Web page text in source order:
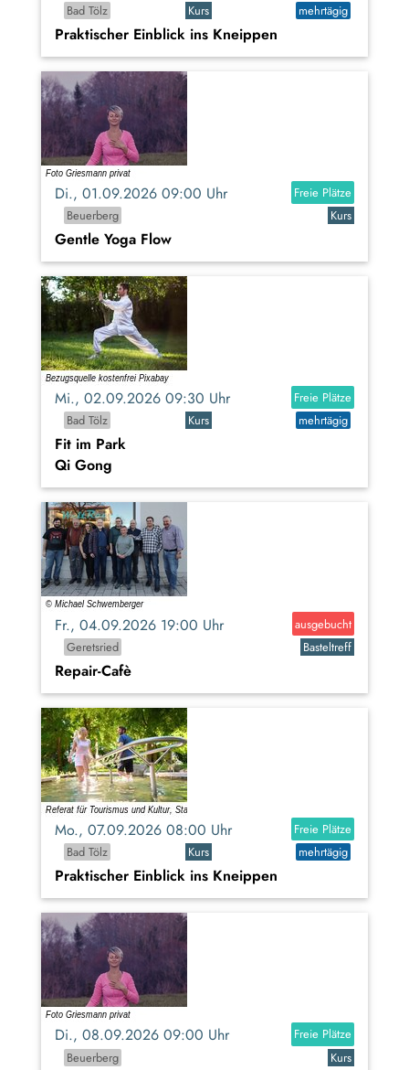
Bad Tölz
Kurs mehrtägig
Praktischer Einblick ins Kneippen
Di., 01.09.2026 09:00 Uhr
Freie Plätze
Beuerberg
Kurs
Gentle Yoga Flow
Mi., 02.09.2026 09:30 Uhr
Freie Plätze
Bad Tölz
Kurs mehrtägig
Fit im Park
Qi Gong
Fr., 04.09.2026 19:00 Uhr
ausgebucht
Geretsried
Basteltreff
Repair-Cafè
Mo., 07.09.2026 08:00 Uhr
Freie Plätze
Bad Tölz
Kurs mehrtägig
Praktischer Einblick ins Kneippen
Di., 08.09.2026 09:00 Uhr
Freie Plätze
Beuerberg
Kurs